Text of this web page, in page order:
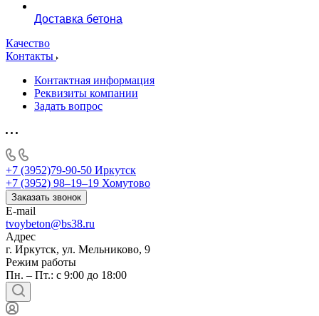
Доставка бетона
Качество
Контакты
Контактная информация
Реквизиты компании
Задать вопрос
+7 (3952)79-90-50 Иркутск
+7 (3952) 98‒19‒19 Хомутово
Заказать звонок
E-mail
tvoybeton@bs38.ru
Адрес
г. Иркутск, ул. Мельниково, 9
Режим работы
Пн. – Пт.: с 9:00 до 18:00